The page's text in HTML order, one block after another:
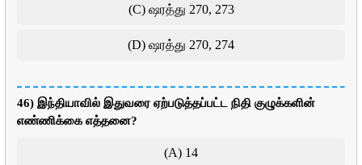
(C) ஷரத்து 270, 273
(D) ஷரத்து 270, 274
46) இந்தியாவில் இதுவரை ஏற்படுத்தப்பட்ட நிதி குழுக்களின்
எண்ணிக்கை எத்தனை?
(A) 14